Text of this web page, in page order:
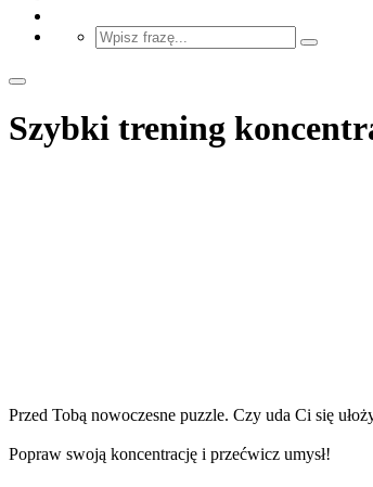
Szybki trening
Przed Tobą nowoczesne puzzle. Czy uda Ci się
Popraw swoją koncentrację i przećwicz umysł!